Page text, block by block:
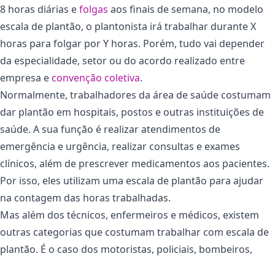
8 horas diárias efolgas aos finais de semana, no modelo
escala de plantão, o plantonista irá trabalhar durante X
horas para folgar por Y horas. Porém, tudo vai depender
da especialidade, setor ou do acordo realizado entre
empresa econvenção coletiva.
Normalmente, trabalhadores da área de saúde costumam
dar plantão em hospitais, postos e outras instituições de
saúde. A sua função é realizar atendimentos de
emergência e urgência, realizar consultas e exames
clínicos, além de prescrever medicamentos aos pacientes.
Por isso, eles utilizam uma escala de plantão para ajudar
na contagem das horas trabalhadas.
Mas além dos técnicos, enfermeiros e médicos, existem
outras categorias que costumam trabalhar com escala de
plantão. É o caso dos motoristas, policiais, bombeiros,